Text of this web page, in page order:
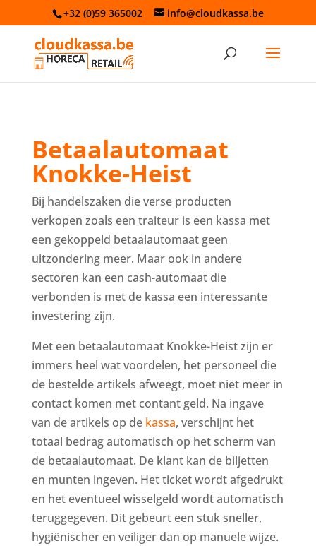
+32 (0)59 365002 info@cloudkassa.be
Betaalautomaat
Knokke-Heist
Bij handelszaken die verse producten
verkopen zoals een traiteur is een kassa met
een gekoppeld betaalautomaat geen
uitzondering meer. Maar ook in andere
sectoren kan een cash-automaat die
verbonden is met de kassa een interessante
investering zijn.
Met een betaalautomaat Knokke-Heist zijn er
immers heel wat voordelen, het personeel die
de bestelde artikels afweegt, moet niet meer in
contact komen met contant geld. Na ingave
van de artikels op de kassa, verschijnt het
totaal bedrag automatisch op het scherm van
de betaalautomaat. De klant kan de biljetten
en munten ingeven. Het ticket wordt afgedrukt
en het eventueel wisselgeld wordt automatisch
teruggegeven. Dit gebeurt een stuk sneller,
hygiënischer en veiliger dan op manuele wijze.